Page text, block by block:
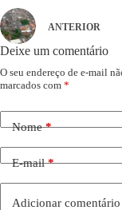
ANTERIOR
Deixe um comentário
O seu endereço de e-mail
marcados com *
Nome*
E-mail*
Adicionar comentário